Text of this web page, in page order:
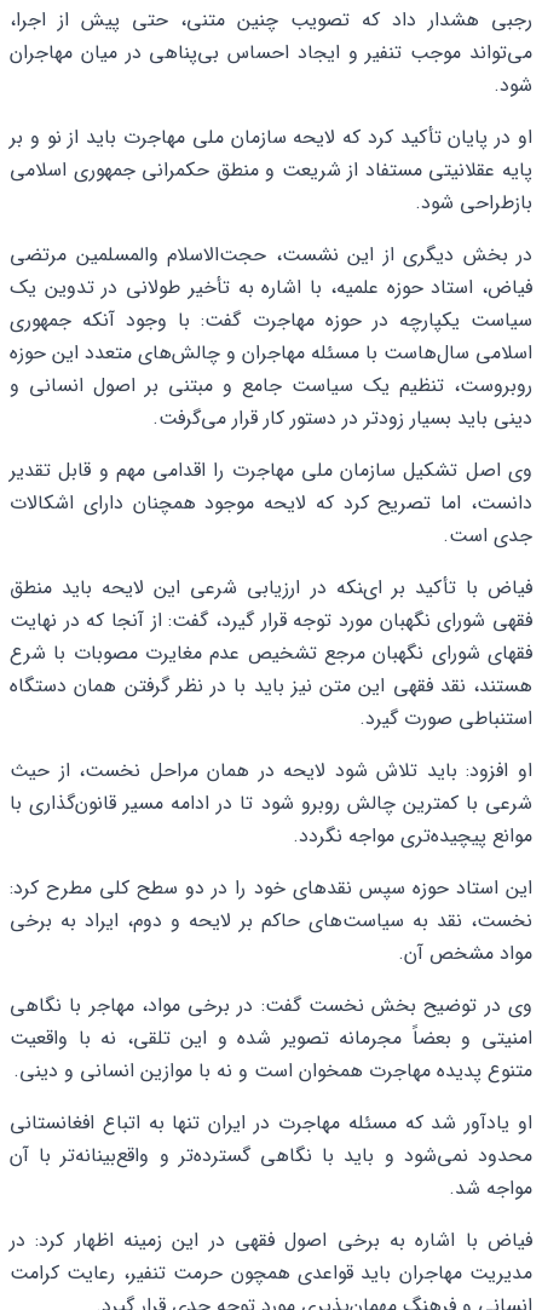
رجبی هشدار داد که تصویب چنین متنی، حتی پیش از اجرا،
می‌تواند موجب تنفیر و ایجاد احساس بی‌پناهی در میان مهاجران
شود.
او در پایان تأکید کرد که لایحه سازمان ملی مهاجرت باید از نو و بر
پایه عقلانیتی مستفاد از شریعت و منطق حکمرانی جمهوری اسلامی
بازطراحی شود.
در بخش دیگری از این نشست، حجت‌الاسلام والمسلمین مرتضی
فیاض، استاد حوزه علمیه، با اشاره به تأخیر طولانی در تدوین یک
سیاست یکپارچه در حوزه مهاجرت گفت: با وجود آنکه جمهوری
اسلامی سال‌هاست با مسئله مهاجران و چالش‌های متعدد این حوزه
روبروست، تنظیم یک سیاست جامع و مبتنی بر اصول انسانی و
دینی باید بسیار زودتر در دستور کار قرار می‌گرفت.
وی اصل تشکیل سازمان ملی مهاجرت را اقدامی مهم و قابل تقدیر
دانست، اما تصریح کرد که لایحه موجود همچنان دارای اشکالات
جدی است.
فیاض با تأکید بر اینکه در ارزیابی شرعی این لایحه باید منطق
فقهی شورای نگهبان مورد توجه قرار گیرد، گفت: از آنجا که در نهایت
فقهای شورای نگهبان مرجع تشخیص عدم مغایرت مصوبات با شرع
هستند، نقد فقهی این متن نیز باید با در نظر گرفتن همان دستگاه
استنباطی صورت گیرد.
او افزود: باید تلاش شود لایحه در همان مراحل نخست، از حیث
شرعی با کمترین چالش روبرو شود تا در ادامه مسیر قانون‌گذاری با
موانع پیچیده‌تری مواجه نگردد.
این استاد حوزه سپس نقدهای خود را در دو سطح کلی مطرح کرد:
نخست، نقد به سیاست‌های حاکم بر لایحه و دوم، ایراد به برخی
مواد مشخص آن.
وی در توضیح بخش نخست گفت: در برخی مواد، مهاجر با نگاهی
امنیتی و بعضاً مجرمانه تصویر شده و این تلقی، نه با واقعیت
متنوع پدیده مهاجرت همخوان است و نه با موازین انسانی و دینی.
او یادآور شد که مسئله مهاجرت در ایران تنها به اتباع افغانستانی
محدود نمی‌شود و باید با نگاهی گسترده‌تر و واقع‌بینانه‌تر با آن
مواجه شد.
فیاض با اشاره به برخی اصول فقهی در این زمینه اظهار کرد: در
مدیریت مهاجران باید قواعدی همچون حرمت تنفیر، رعایت کرامت